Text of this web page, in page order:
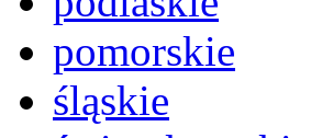
pomorskie
śląskie